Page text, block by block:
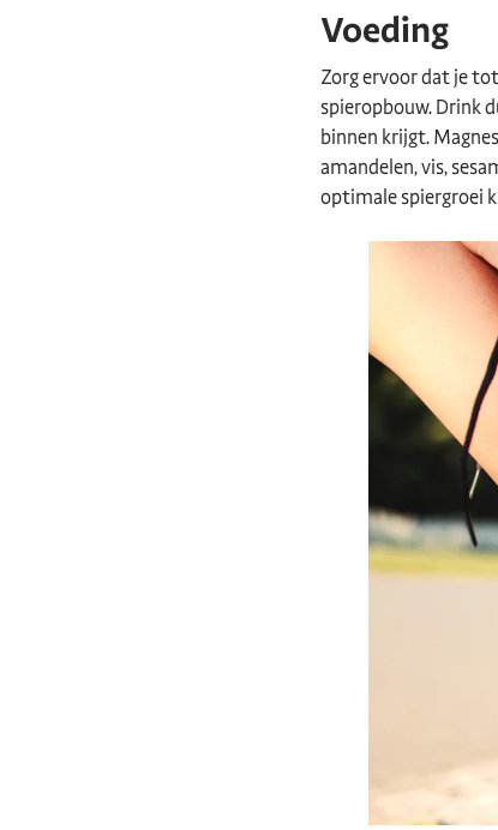
Voeding
Zorg ervoor dat je
spieropbouw. Drink
binnen krijgt.
amandelen, vis,
optimale spiergroei